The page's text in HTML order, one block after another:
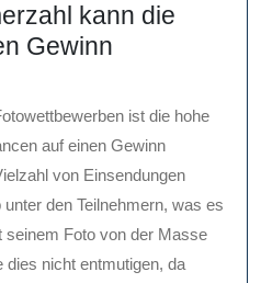
kann die
Gewinn
ist die hohe
auf einen Gewinn
von Einsendungen
den Teilnehmern, was es
Foto von der Masse
dies nicht entmutigen, da